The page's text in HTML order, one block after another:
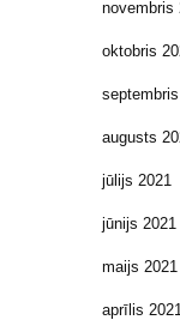
novembris
oktobris
septembris
augusts
jūlijs 2021
jūnijs 2021
maijs 2021
aprīlis 2021